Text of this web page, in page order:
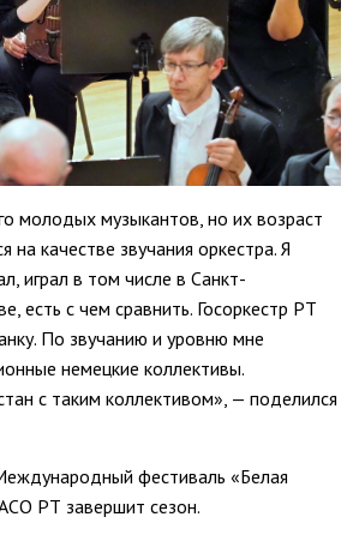
молодых музыкантов, но их возраст
на качестве звучания оркестра. Я
играл в том числе в Санкт-
есть с чем сравнить. Госоркестр РТ
По звучанию и уровню мне
немецкие коллективы.
с таким коллективом», — поделился
фестиваль «Белая
РТ завершит сезон.